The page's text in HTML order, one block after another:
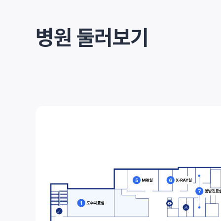
병원 둘러보기